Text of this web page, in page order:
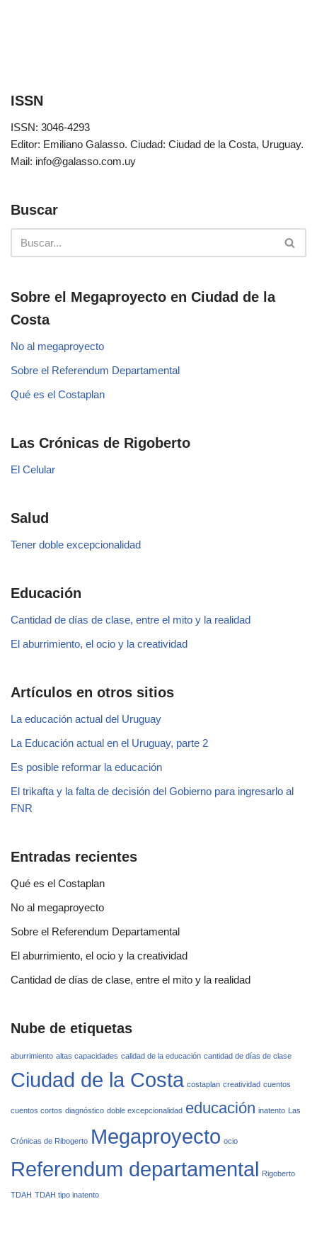
ISSN
ISSN: 3046-4293
Editor: Emiliano Galasso. Ciudad: Ciudad de la Costa, Uruguay.
Mail: info@galasso.com.uy
Buscar
Sobre el Megaproyecto en Ciudad de la
Costa
No al megaproyecto
Sobre el Referendum Departamental
Qué es el Costaplan
Las Crónicas de Rigoberto
El Celular
Salud
Tener doble excepcionalidad
Educación
Cantidad de días de clase, entre el mito y la realidad
El aburrimiento, el ocio y la creatividad
Artículos en otros sitios
La educación actual del Uruguay
La Educación actual en el Uruguay, parte 2
Es posible reformar la educación
El trikafta y la falta de decisión del Gobierno para ingresarlo al
FNR
Entradas recientes
Qué es el Costaplan
No al megaproyecto
Sobre el Referendum Departamental
El aburrimiento, el ocio y la creatividad
Cantidad de días de clase, entre el mito y la realidad
Nube de etiquetas
aburrimiento altas capacidades calidad de la educación cantidad de días de clase
Ciudad de la Costa costaplan creatividad cuentos
cuentos cortos diagnóstico doble excepcionalidad educación inatento Las
Crónicas de Ribogerto Megaproyecto ocio
Referendum departamental Rigoberto
TDAH TDAH tipo inatento